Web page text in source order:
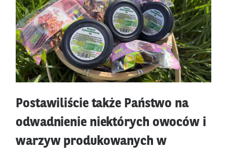
Postawiliście także Państwo na
odwadnienie niektórych owoców i
warzyw produkowanych w